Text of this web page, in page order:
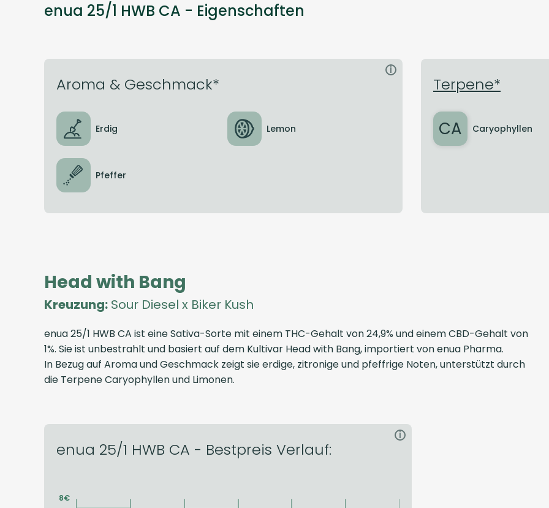
enua 25/1 HWB CA - Eigenschaften
Aroma & Geschmack*
i
Erdig Lemon
Pfeffer
Terpene*
CA Caryophyllen
Head with Bang
Kreuzung: Sour Diesel x Biker Kush
enua 25/1 HWB CA ist eine Sativa-Sorte mit einem THC-Gehalt von 24,9% und einem CBD-Gehalt von
1%. Sie ist unbestrahlt und basiert auf dem Kultivar Head with Bang, importiert von enua Pharma.
In Bezug auf Aroma und Geschmack zeigt sie erdige, zitronige und pfeffrige Noten, unterstützt durch
die Terpene Caryophyllen und Limonen.
enua 25/1 HWB CA - Bestpreis Verlauf:
i